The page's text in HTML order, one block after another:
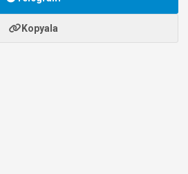
Kopyala